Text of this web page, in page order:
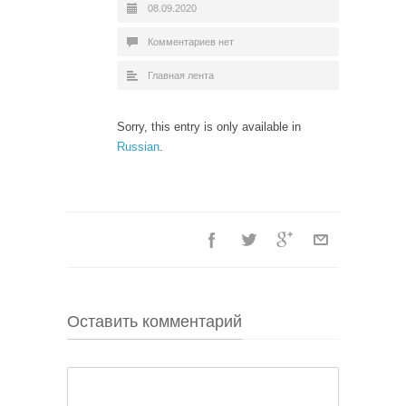
08.09.2020
Комментариев нет
Главная лента
Sorry, this entry is only available in
Russian.
Оставить комментарий